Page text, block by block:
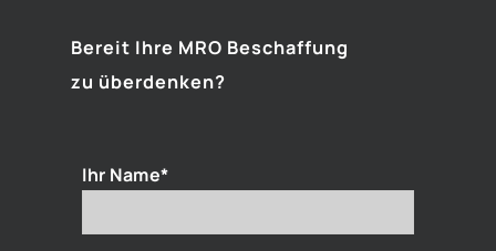
Bereit Ihre MRO Beschaffung
zu überdenken?
Ihr Name*